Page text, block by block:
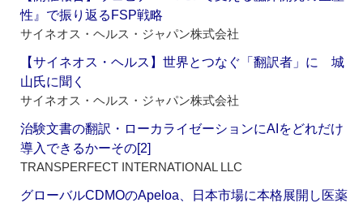
性』で振り返るFSP戦略
サイネオス・ヘルス・ジャパン株式会社
【サイネオス・ヘルス】世界とつなぐ「翻訳者」に 城
山氏に聞く
サイネオス・ヘルス・ジャパン株式会社
治験文書の翻訳・ローカライゼーションにAIをどれだけ
導入できるかーその[2]
TRANSPERFECT INTERNATIONAL LLC
グローバルCDMOのApeloa、日本市場に本格展開し医薬